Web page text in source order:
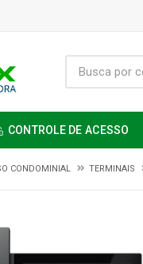
CONTROLE DE ACESSO
CONDOMINIAL TERMINAIS